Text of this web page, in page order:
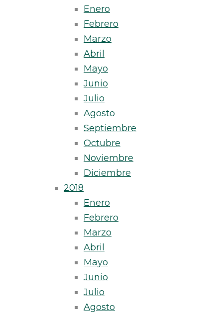
Enero
Febrero
Marzo
Abril
Mayo
Junio
Julio
Agosto
Septiembre
Octubre
Noviembre
Diciembre
2018
Enero
Febrero
Marzo
Abril
Mayo
Junio
Julio
Agosto